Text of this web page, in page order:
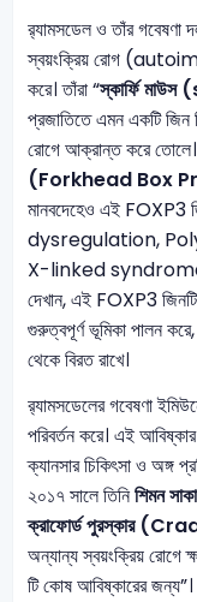
র‍্যামসডেল ও তাঁর গবেষণা
স্বয়ংক্রিয় রোগ
করে। তাঁরা “স্কার্ফি
প্রজাতিতে এমন একটি জিন
রোগে আক্রান্ত করে তোলে।
(Forkhead Box
মানবদেহেও এই FOXP3
dysregulation,
X-linked syndrome)**
দেখান, এই FOXP3 জিনটি
গুরুত্বপূর্ণ ভূমিকা পালন
থেকে বিরত রাখে।
র‍্যামসডেলের গবেষণা
পরিবর্তন করে। এই
ক্যানসার চিকিৎসা ও অঙ্গ
২০১৭ সালে তিনিশিমন
ক্রাফোর্ড পুরস্কার
অন্যান্য স্বয়ংক্রিয় রোগে
টি কোষ আবিষ্কারের জন্য”।